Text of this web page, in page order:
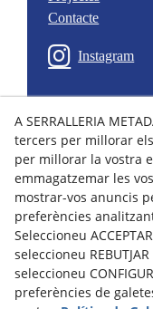
Contacte
Instagram
© 08/2026
A SERRALLERIA
tercers per millorar
per millorar la vostra
emmagatzemar les
mostrar-vos anuncis
preferències
Seleccioneu
seleccioneu
seleccioneu
preferències de